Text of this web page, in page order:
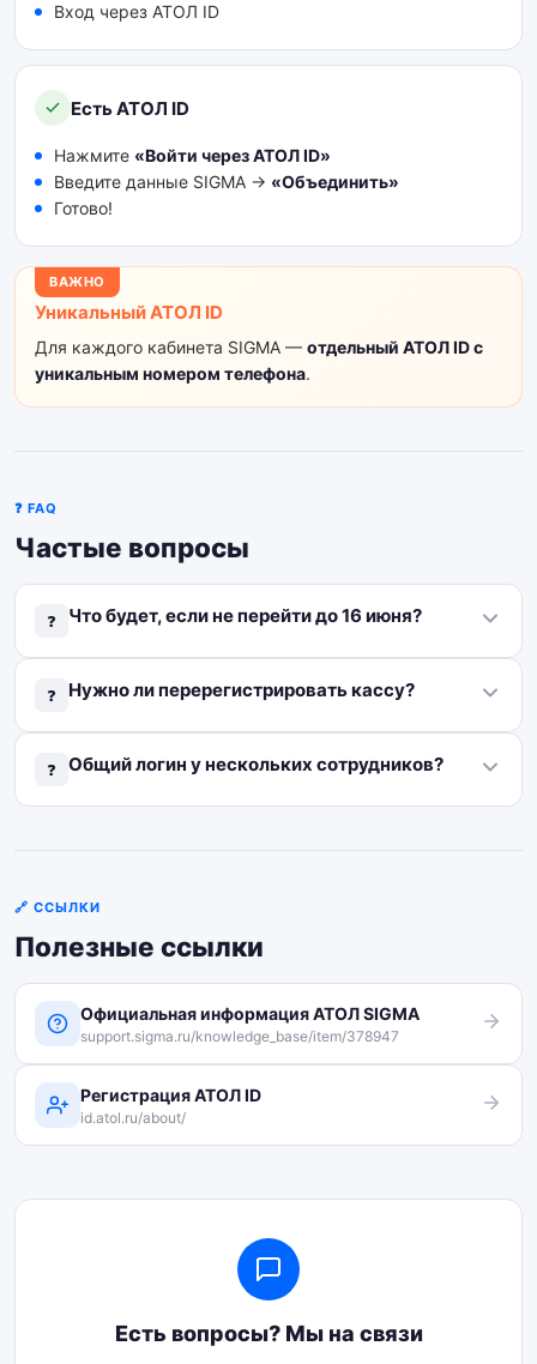
Вход через АТОЛ ID
Есть АТОЛ ID
Нажмите «Войти через АТОЛ ID»
Введите данные SIGMA → «Объединить»
Готово!
ВАЖНО
Уникальный АТОЛ ID
Для каждого кабинета SIGMA — отдельный АТОЛ ID с
уникальным номером телефона.
❓ FAQ
Частые вопросы
❓ Что будет, если не перейти до 16 июня?
Вход по старому логину отключится. Выне сможете
❓ Нужно ли перерегистрировать кассу?
Нет
, привязка кассы сохраняется. Меняется только
❓ Общий логин у нескольких сотрудников?
🔗 ССЫЛКИ
Полезные ссылки
Официальная информация АТОЛ SIGMA
support.sigma.ru/knowledge_base/item/378947
Регистрация АТОЛ ID
id.atol.ru/about/
Есть вопросы? Мы на связи